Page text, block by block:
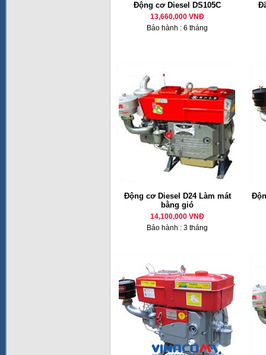
Động cơ Diesel DS105C
13,660,000 VNĐ
Bảo hành : 6 tháng
Động cơ Diesel D24 Làm mát
bằng gió
14,100,000 VNĐ
Bảo hành : 3 tháng